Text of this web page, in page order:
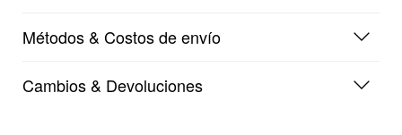
Métodos & Costos de envío
Cambios & Devoluciones